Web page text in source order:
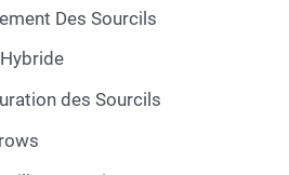
Des Sourcils
des Sourcils